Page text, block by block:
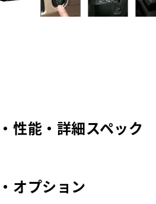
性能・詳細スペック
オプション